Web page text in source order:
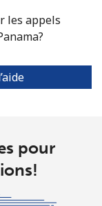
pour
les appels
pour